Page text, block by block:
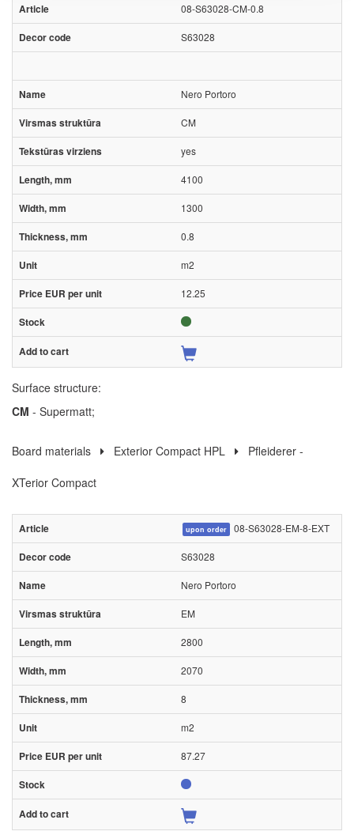
08-S63028-CM-0.8
S63028
Nero Portoro
CM
yes
4100
1300
0.8
m2
12.25
Surface structure:
CM - Supermatt;
Board materials Exterior Compact HPL
Pfleiderer -
XTerior Compact
upon order 08-S63028-EM-8-EXT
S63028
Nero Portoro
EM
2800
2070
8
m2
87.27